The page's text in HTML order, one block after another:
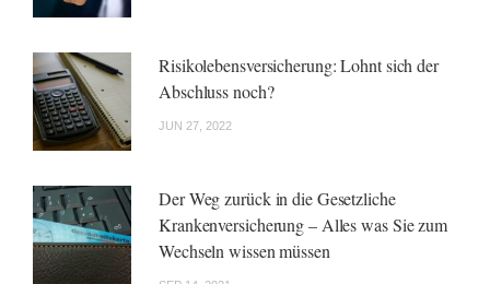
Risikolebensversicherung: Lohnt sich der
Abschluss noch?
JUN 27, 2022
Der Weg zurück in die Gesetzliche
Krankenversicherung – Alles was Sie zum
Wechseln wissen müssen